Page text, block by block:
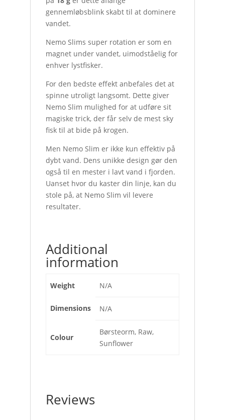
gennemløbsblink skabt til at dominere
vandet.
Nemo Slims super rotation er som en
magnet under vandet, uimodståelig for
enhver lystfisker.
For den bedste effekt anbefales det at
spinne utroligt langsomt. Dette giver
Nemo Slim mulighed for at udføre sit
magiske trick, der får selv de mest sky
fisk til at bide på krogen.
Men Nemo Slim er ikke kun effektiv på
dybt vand. Dens unikke design gør den
også til en mester i lavt vand i fjorden.
Uanset hvor du kaster din linje, kan du
stole på, at Nemo Slim vil levere
resultater.
Additional
information
Weight N/A
Dimensions N/A
Colour
Børsteorm, Raw,
Sunflower
Reviews